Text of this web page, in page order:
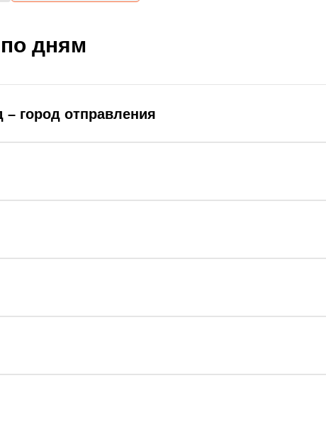
дням
– город отправления